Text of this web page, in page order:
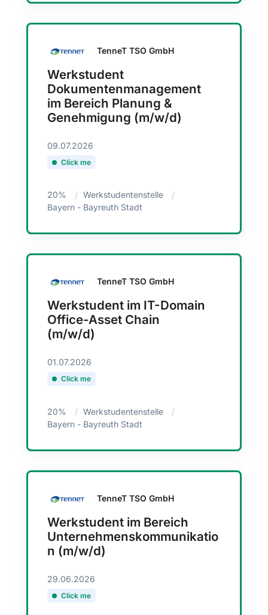
TenneT TSO GmbH
Werkstudent
Dokumentenmanagement
im Bereich Planung &
Genehmigung (m/w/d)
09.07.2026
Click me
20%
Werkstudentenstelle
Bayern - Bayreuth Stadt
TenneT TSO GmbH
Werkstudent im IT-Domain
Office-Asset Chain
(m/w/d)
01.07.2026
Click me
20%
Werkstudentenstelle
Bayern - Bayreuth Stadt
TenneT TSO GmbH
Werkstudent im Bereich
Unternehmenskommunikatio
n (m/w/d)
29.06.2026
Click me